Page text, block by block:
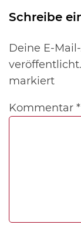
Schreibe
Deine E-
veröffentlicht.
markiert
Kommentar *